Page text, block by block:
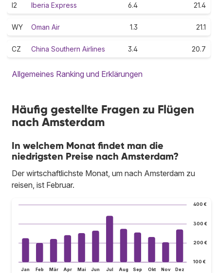
I2 Iberia Express 6.4 21.4
WY Oman Air 1.3 21.1
CZ China Southern Airlines 3.4 20.7
Allgemeines Ranking und Erklärungen
Häufig gestellte Fragen zu Flügen
nach Amsterdam
In welchem Monat findet man die
niedrigsten Preise nach Amsterdam?
Der wirtschaftlichste Monat, um nach Amsterdam zu
reisen, ist Februar.
100 €
200 €
300 €
400 €
Jan Feb Mär Apr Mai Jun Jul Aug Sep Okt Nov Dez